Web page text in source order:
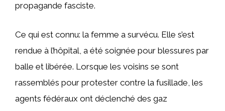
propagande fasciste.
Ce qui est connu: la femme a survécu. Elle s’est
rendue à l’hôpital, a été soignée pour blessures par
balle et libérée. Lorsque les voisins se sont
rassemblés pour protester contre la fusillade, les
agents fédéraux ont déclenché des gaz